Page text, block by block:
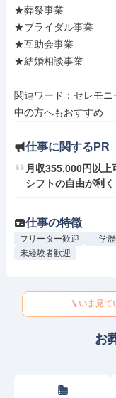
★葬祭事業
★ブライダル事業
★互助会事業
★結婚相談事業
関連ワード：セレモ
中の方へもおすすめ
仕事に関するPR
月収355,000円以
シフトの自由が利く
仕事の特徴
フリーター歓迎 学
未経験者歓迎
いま見て
お